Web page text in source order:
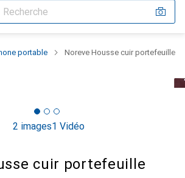
portable Noreve Housse cuir portefeuille
2 images1 Vidéo
cuir portefeuille